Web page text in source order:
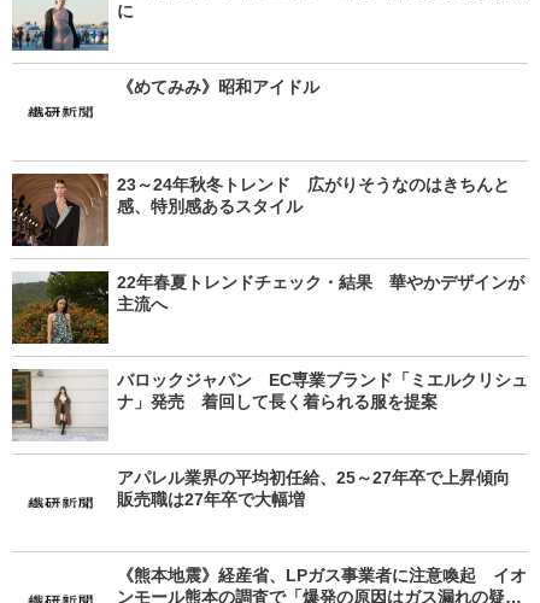
に
《めてみみ》昭和アイドル
23～24年秋冬トレンド 広がりそうなのはきちんと
感、特別感あるスタイル
22年春夏トレンドチェック・結果 華やかデザインが
主流へ
バロックジャパン EC専業ブランド「ミエルクリシュ
ナ」発売 着回して長く着られる服を提案
アパレル業界の平均初任給、25～27年卒で上昇傾向
販売職は27年卒で大幅増
《熊本地震》経産省、LPガス事業者に注意喚起 イオ
ンモール熊本の調査で「爆発の原因はガス漏れの疑